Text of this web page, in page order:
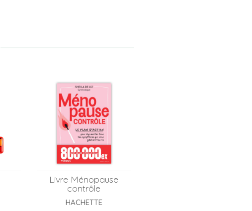
Livre Ménopause
contrôle
HACHETTE